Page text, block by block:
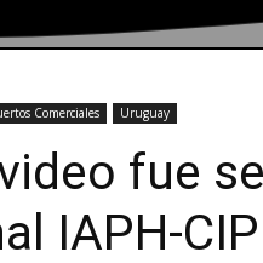
Comerciales Uruguay
fue
IAPH-